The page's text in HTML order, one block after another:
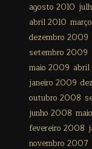
agosto 2010
abril 2010
dezembro 2009
setembro 2009
maio 2009
janeiro 2009
outubro 2008
junho 2008
fevereiro 2008
novembro 2007